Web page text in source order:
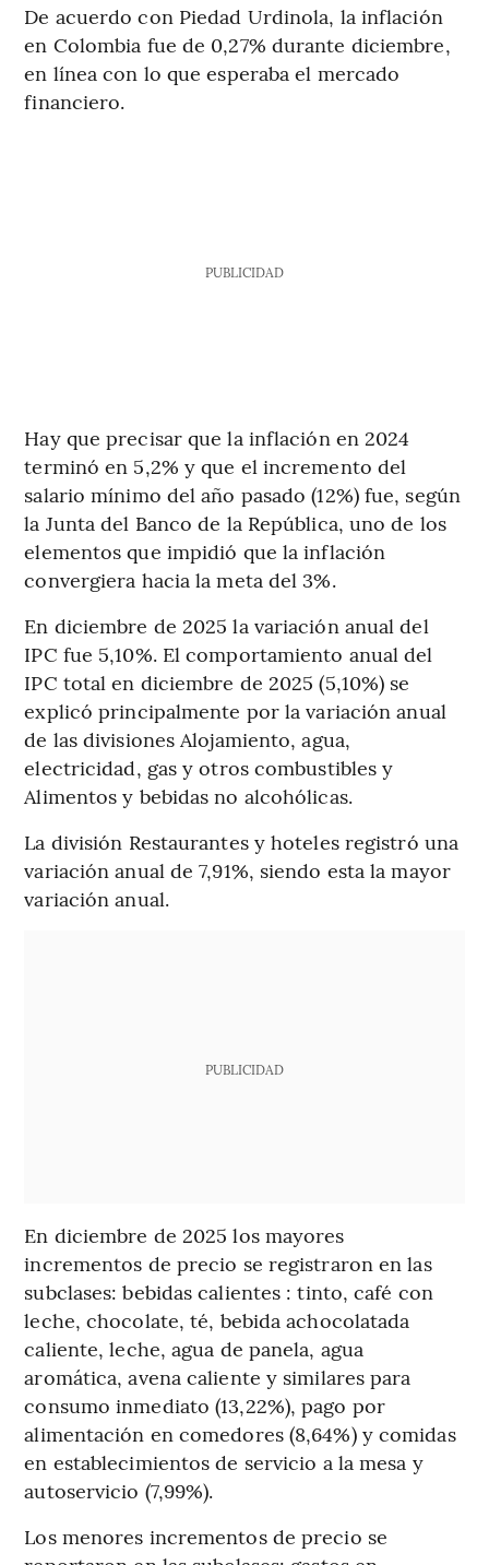
De acuerdo con Piedad Urdinola, la inflación
en Colombia fue de 0,27% durante diciembre,
en línea con lo que esperaba el mercado
financiero.
PUBLICIDAD
Hay que precisar que la inflación en 2024
terminó en 5,2% y que el incremento del
salario mínimo del año pasado (12%) fue, según
la Junta del Banco de la República, uno de los
elementos que impidió que la inflación
convergiera hacia la meta del 3%.
En diciembre de 2025 la variación anual del
IPC fue 5,10%. El comportamiento anual del
IPC total en diciembre de 2025 (5,10%) se
explicó principalmente por la variación anual
de las divisiones Alojamiento, agua,
electricidad, gas y otros combustibles y
Alimentos y bebidas no alcohólicas.
La división Restaurantes y hoteles registró una
variación anual de 7,91%, siendo esta la mayor
variación anual.
PUBLICIDAD
En diciembre de 2025 los mayores
incrementos de precio se registraron en las
subclases: bebidas calientes : tinto, café con
leche, chocolate, té, bebida achocolatada
caliente, leche, agua de panela, agua
aromática, avena caliente y similares para
consumo inmediato (13,22%), pago por
alimentación en comedores (8,64%) y comidas
en establecimientos de servicio a la mesa y
autoservicio (7,99%).
Los menores incrementos de precio se